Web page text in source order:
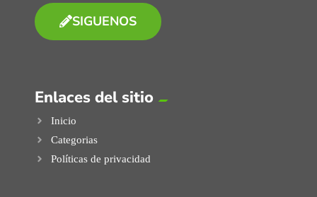
SIGUENOS
Enlaces del sitio
Inicio
Categorias
Políticas de privacidad